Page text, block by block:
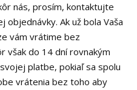
nás, prosím, kontaktujte
objednávky. Ak už bola Vaša
vám vrátime bez
však do 14 dní rovnakým
platbe, pokiaľ sa spolu
vrátenia bez toho aby